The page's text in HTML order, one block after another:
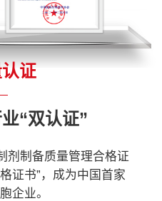
证
“双认证”
剂制备质量管理合格证
证书”，成为中国首家
企业。